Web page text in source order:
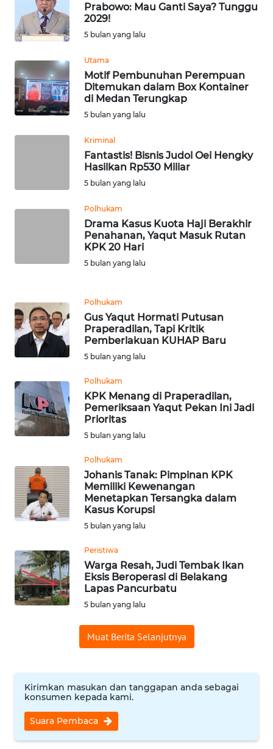
Prabowo: Mau Ganti Saya? Tunggu
2029!
5 bulan yang lalu
Utama
Motif Pembunuhan Perempuan
Ditemukan dalam Box Kontainer
di Medan Terungkap
5 bulan yang lalu
Kriminal
Fantastis! Bisnis Judol Oei Hengky
Hasilkan Rp530 Miliar
5 bulan yang lalu
Polhukam
Drama Kasus Kuota Haji Berakhir
Penahanan, Yaqut Masuk Rutan
KPK 20 Hari
5 bulan yang lalu
Polhukam
Gus Yaqut Hormati Putusan
Praperadilan, Tapi Kritik
Pemberlakuan KUHAP Baru
5 bulan yang lalu
Polhukam
KPK Menang di Praperadilan,
Pemeriksaan Yaqut Pekan Ini Jadi
Prioritas
5 bulan yang lalu
Polhukam
Johanis Tanak: Pimpinan KPK
Memiliki Kewenangan
Menetapkan Tersangka dalam
Kasus Korupsi
5 bulan yang lalu
Peristiwa
Warga Resah, Judi Tembak Ikan
Eksis Beroperasi di Belakang
Lapas Pancurbatu
5 bulan yang lalu
Muat Berita Selanjutnya
Kirimkan masukan dan tanggapan anda sebagai
konsumen kepada kami.
Suara Pembaca
WN
KARAWANG
WN
BEKASI
WN
WN
WN
WN
PADANG
LAWAS
SUMEDANG
WN
CIANJUR
KEPULAUAN
SERIBU
WN
WN
BINJAI
WN
WN
KUNINGAN
WN